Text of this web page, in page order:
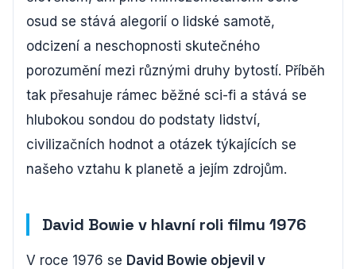
osud se stává alegorií o lidské samotě,
odcizení a neschopnosti skutečného
porozumění mezi různými druhy bytostí. Příběh
tak přesahuje rámec běžné sci-fi a stává se
hlubokou sondou do podstaty lidství,
civilizačních hodnot a otázek týkajících se
našeho vztahu k planetě a jejím zdrojům.
David Bowie v hlavní roli filmu 1976
V roce 1976 se David Bowie objevil v